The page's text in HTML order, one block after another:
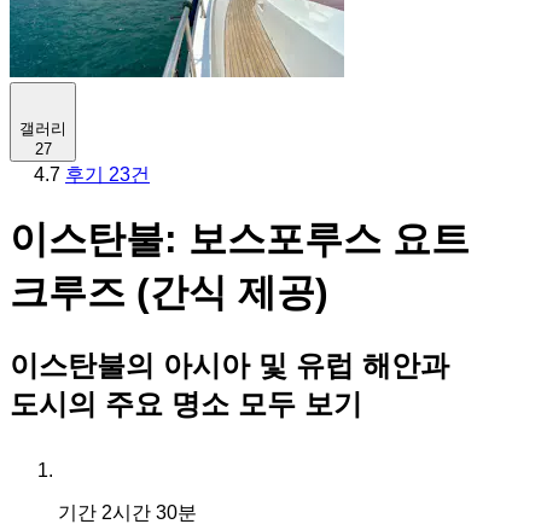
갤러리
27
4.7 후기 23건
이스탄불: 보스포루스 요트
크루즈 (간식 제공)
이스탄불의 아시아 및 유럽 해안과
도시의 주요 명소 모두 보기
기간 2시간 30분